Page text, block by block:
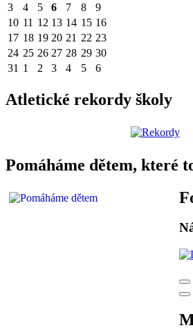
3
4 5 6 7 8
9
10 11 12 13 14 15 16
17 18 19 20 21 22 23
24 25 26 27 28 29 30
31 1 2 3 4 5 6
Atletické rekordy školy
Pomáháme dětem, které